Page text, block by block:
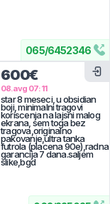
065/6452346
600€
08.avg 07:11
star 8 meseci, u obsidian
boji, minimalni tragovi
koriscenja na lajsni malog
ekrana, sem toga bez
tragova,originalno
pakovanje,ultra tanka
futrola (placena 90e),radna
garancija 7 dana.saljem
slike,bgd